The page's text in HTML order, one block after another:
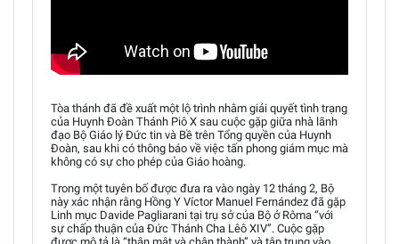
Tòa thánh đã đề xuất một lộ trình nhằm giải quyết tình trạng
của Huynh Đoàn Thánh Piô X sau cuộc gặp giữa nhà lãnh
đạo Bộ Giáo lý Đức tin và Bề trên Tổng quyền của Huynh
Đoàn, sau khi có thông báo về việc tấn phong giám mục mà
không có sự cho phép của Giáo hoàng.
Trong một tuyên bố được đưa ra vào ngày 12 tháng 2, Bộ
này xác nhận rằng Hồng Y Víctor Manuel Fernández đã gặp
Linh mục Davide Pagliarani tại trụ sở của Bộ ở Rôma “với
sự chấp thuận của Đức Thánh Cha Lêô XIV”. Cuộc gặp
được mô tả là “thân mật và chân thành” và tập trung vào